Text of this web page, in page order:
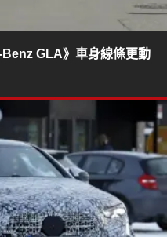
GLA》車身線條更動